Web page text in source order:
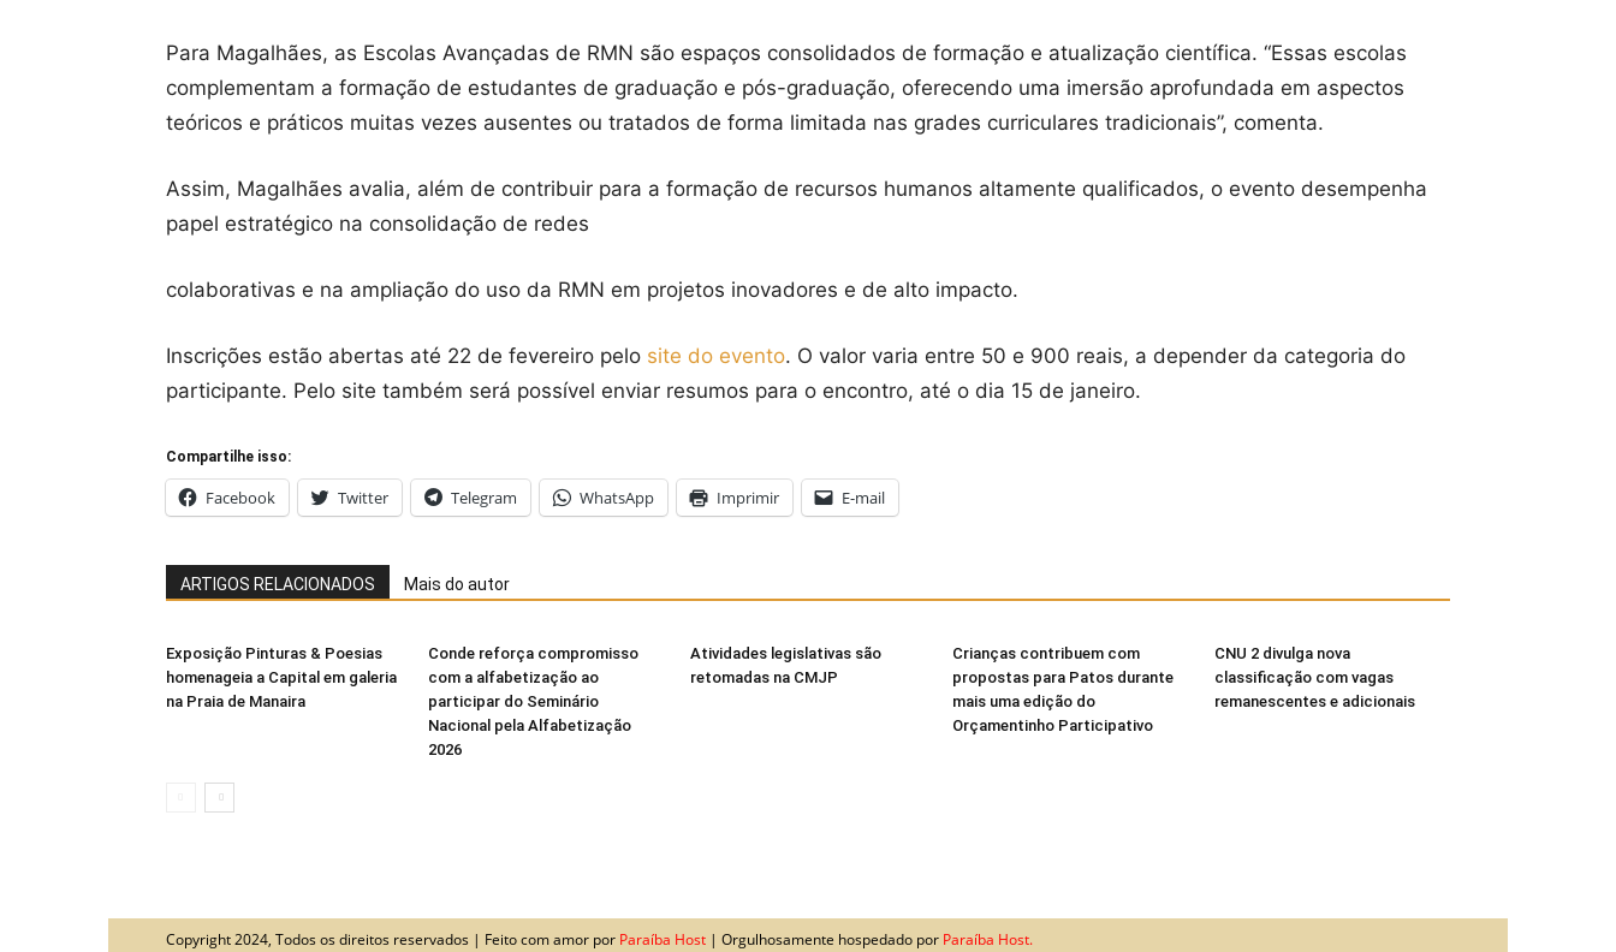
Para Magalhães, as Escolas Avançadas de RMN são espaços consolidados de formação e atualização científica. “Essas escolas
complementam a formação de estudantes de graduação e pós-graduação, oferecendo uma imersão aprofundada em aspectos
teóricos e práticos muitas vezes ausentes ou tratados de forma limitada nas grades curriculares tradicionais”, comenta.
Assim, Magalhães avalia, além de contribuir para a formação de recursos humanos altamente qualificados, o evento desempenha
papel estratégico na consolidação de redes
colaborativas e na ampliação do uso da RMN em projetos inovadores e de alto impacto.
Inscrições estão abertas até 22 de fevereiro pelo site do evento. O valor varia entre 50 e 900 reais, a depender da categoria do
participante. Pelo site também será possível enviar resumos para o encontro, até o dia 15 de janeiro.
Compartilhe isso:
Facebook Twitter Telegram WhatsApp Imprimir E-mail
ARTIGOS RELACIONADOS Mais do autor
Exposição Pinturas & Poesias
homenageia a Capital em galeria
na Praia de Manaira
Conde reforça compromisso
com a alfabetização ao
participar do Seminário
Nacional pela Alfabetização
2026
Atividades legislativas são
retomadas na CMJP
Crianças contribuem com
propostas para Patos durante
mais uma edição do
Orçamentinho Participativo
CNU 2 divulga nova
classificação com vagas
remanescentes e adicionais
Copyright 2024, Todos os direitos reservados | Feito com amor por Paraíba Host | Orgulhosamente hospedado por Paraíba Host.